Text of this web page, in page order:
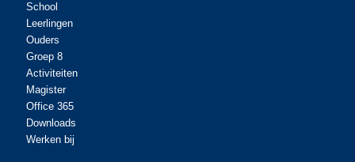
School
Leerlingen
Ouders
Groep 8
Activiteiten
Magister
Office 365
Downloads
Werken bij